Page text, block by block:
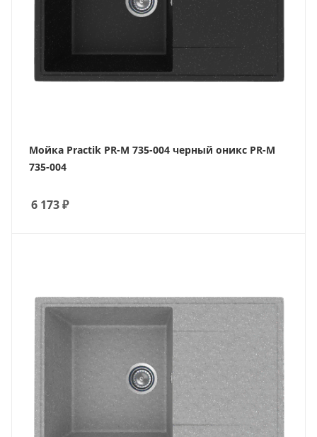
Мойка Practik PR-M 735-004 черный оникс PR-M
735-004
6 173₽